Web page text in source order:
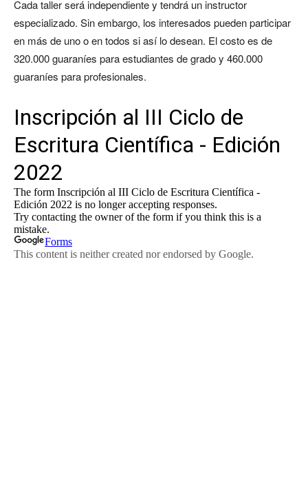
Cada taller será independiente y tendrá un instructor
especializado. Sin embargo, los interesados pueden participar
en más de uno o en todos si así lo desean. El costo es de
320.000 guaraníes para estudiantes de grado y 460.000
guaraníes para profesionales.